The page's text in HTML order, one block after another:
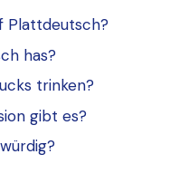
Plattdeutsch?
has?
trinken?
gibt es?